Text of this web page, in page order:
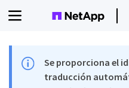
Se proporciona el
traducción